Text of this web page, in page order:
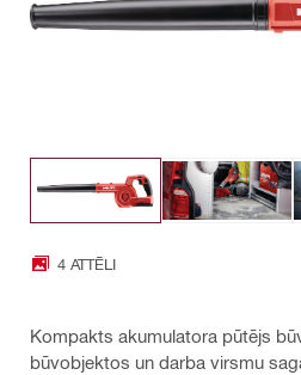
4 ATTĒLI
Kompakts akumulatora pūtējs
būvobjektos un darba virsmu